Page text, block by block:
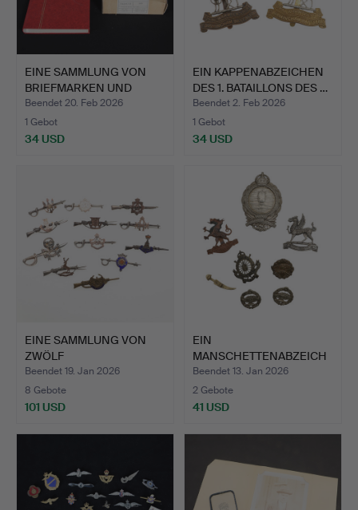
EINE SAMMLUNG VON
BRIEFMARKEN UND
POSTKART…
Beendet 20. Feb 2026
1 Gebot
34 USD
EIN KAPPENABZEICHEN
DES 1. BATAILLONS DES …
Beendet 2. Feb 2026
1 Gebot
34 USD
EINE SAMMLUNG VON
ZWÖLF
REGIMENTSBARREN, D…
Beendet 19. Jan 2026
8 Gebote
101 USD
EIN
MANSCHETTENABZEICH
EN DES
MINENRÄUMDIEN…
Beendet 13. Jan 2026
2 Gebote
41 USD